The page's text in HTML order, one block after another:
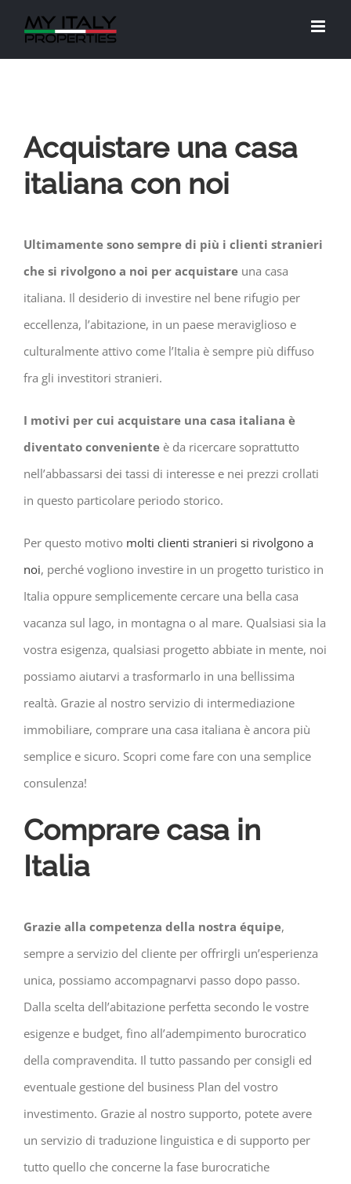
Acquistare una casa
italiana con noi
Ultimamente sono sempre di più i clienti stranieri
che si rivolgono a noi per acquistare una casa
italiana. Il desiderio di investire nel bene rifugio per
eccellenza, l’abitazione, in un paese meraviglioso e
culturalmente attivo come l’Italia è sempre più diffuso
fra gli investitori stranieri.
I motivi per cui acquistare una casa italiana è
diventato conveniente è da ricercare soprattutto
nell’abbassarsi dei tassi di interesse e nei prezzi crollati
in questo particolare periodo storico.
Per questo motivo molti clienti stranieri si rivolgono a
noi, perché vogliono investire in un progetto turistico in
Italia oppure semplicemente cercare una bella casa
vacanza sul lago, in montagna o al mare. Qualsiasi sia la
vostra esigenza, qualsiasi progetto abbiate in mente, noi
possiamo aiutarvi a trasformarlo in una bellissima
realtà. Grazie al nostro servizio di intermediazione
immobiliare, comprare una casa italiana è ancora più
semplice e sicuro. Scopri come fare con una semplice
consulenza!
Comprare casa in
Italia
Grazie alla competenza della nostra équipe,
sempre a servizio del cliente per offrirgli un’esperienza
unica, possiamo accompagnarvi passo dopo passo.
Dalla scelta dell’abitazione perfetta secondo le vostre
esigenze e budget, fino all’adempimento burocratico
della compravendita. Il tutto passando per consigli ed
eventuale gestione del business Plan del vostro
investimento. Grazie al nostro supporto, potete avere
un servizio di traduzione linguistica e di supporto per
tutto quello che concerne la fase burocratiche